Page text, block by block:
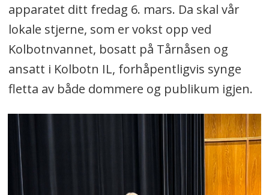
apparatet ditt fredag 6. mars. Da skal vår
lokale stjerne, som er vokst opp ved
Kolbotnvannet, bosatt på Tårnåsen og
ansatt i Kolbotn IL, forhåpentligvis synge
fletta av både dommere og publikum igjen.